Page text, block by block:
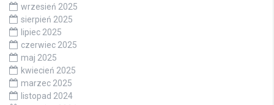
wrzesień 2025
sierpień 2025
lipiec 2025
czerwiec 2025
maj 2025
kwiecień 2025
marzec 2025
listopad 2024